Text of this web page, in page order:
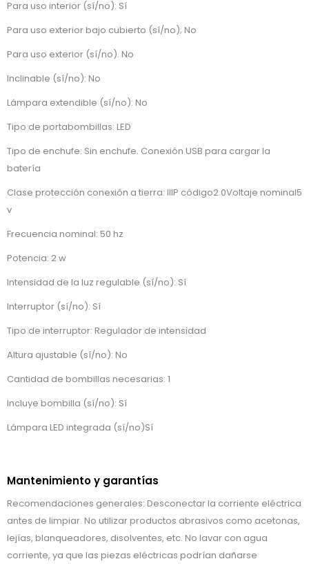
Para uso interior (sí/no): Sí
Para uso exterior bajo cubierto (sí/no); No
Para uso exterior (sí/no). No
Inclinable (sí/no): No
Lámpara extendible (sí/no): No
Tipo de portabombillas: LED
Tipo de enchufe: Sin enchufe. Conexión USB para cargar la
batería
Clase protección conexión a tierra: IIIP código2.0Voltaje nominal5
v
Frecuencia nominal: 50 hz
Potencia: 2 w
Intensidad de la luz regulable (sí/no): Sí
Interruptor (sí/no): Sí
Tipo de interruptor: Regulador de intensidad
Altura ajustable (sí/no): No
Cantidad de bombillas necesarias: 1
Incluye bombilla (sí/no): Sí
Lámpara LED integrada (sí/no)Sí
Mantenimiento y garantías
Recomendaciones generales: Desconectar la corriente eléctrica
antes de limpiar. No utilizar productos abrasivos como acetonas,
lejías, blanqueadores, disolventes, etc. No lavar con agua
corriente, ya que las piezas eléctricas podrían dañarse